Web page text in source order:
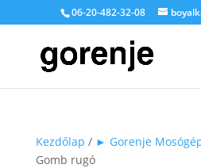
06-20-482-32-08
Kezdőlap / ► Gorenje
Gomb rugó